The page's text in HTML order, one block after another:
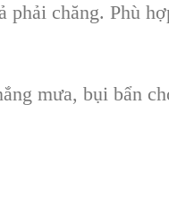
phải chăng. Phù
mưa, bụi bẩn